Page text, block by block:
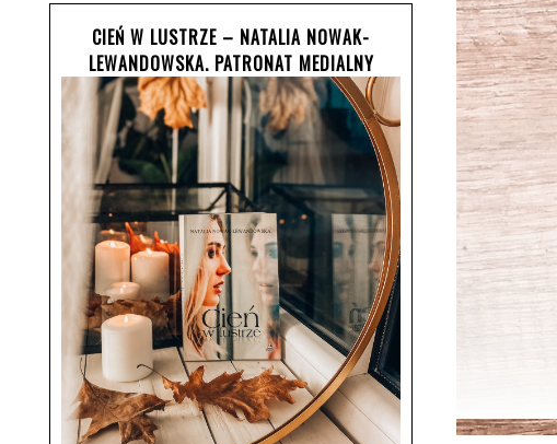
CIEŃ W LUSTRZE – NATALIA NOWAK-
LEWANDOWSKA. PATRONAT MEDIALNY